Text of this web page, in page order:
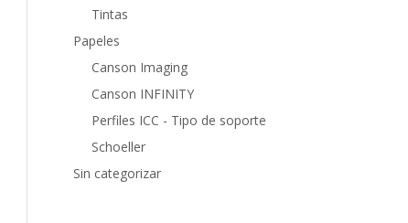
Tintas
Papeles
Canson Imaging
Canson INFINITY
Perfiles ICC - Tipo de soporte
Schoeller
Sin categorizar